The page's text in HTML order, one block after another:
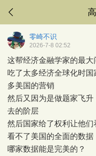
零崎不识
2026-7-8 02:52
这帮经济金融学家的最大
吃了太多经济全球化时
多美国的营销
然后又因为是做题家飞
去的阶层
然后国家给了权利让他
看不了美国的全面的数据
哪家数据能是完美的？